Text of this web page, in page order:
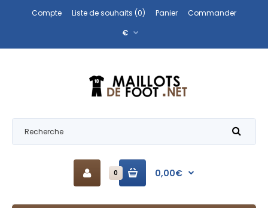
Compte Liste de souhaits (0) Panier
Commander
€
0 0,00€